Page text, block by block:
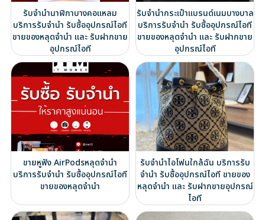
รับจำนำนาฬิกาบางคอแหลม
บริการรับจำนำ รับซื้ออุปกรณ์ไอที
ขายของหลุดจำนำ และ รับฝากขาย
อุปกรณ์ไอที
รับจำนำกระเป๋าแบรนด์เนมบางบาล
บริการรับจำนำ รับซื้ออุปกรณ์ไอที
ขายของหลุดจำนำ และ รับฝากขาย
อุปกรณ์ไอที
ขายหูฟัง AirPodsหลุดจำนำ
บริการรับจำนำ รับซื้ออุปกรณ์ไอที
ขายของหลุดจำนำ
รับจำนำไอโฟนใกล้ฉัน บริการรับ
จำนำ รับซื้ออุปกรณ์ไอที ขายของ
หลุดจำนำ และ รับฝากขายอุปกรณ์
ไอที